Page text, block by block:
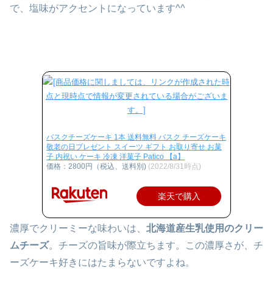
で、塩味がアクセントになっています^^
バスクチーズケーキ 1本 送料無料 バスク チーズケーキ
敬老の日プレゼント スイーツ ギフト お取り寄せ お菓
子 内祝い ケーキ 冷凍 洋菓子 Patico 【a】
価格：2800円（税込、送料別) (2022/8/31時点)
楽天で購入
濃厚でクリーミーな味わいは、 北海道産生乳使用のクリー
ムチーズ。チーズの旨味が際立ちます。この濃厚さが、チ
ーズケーキ好きにはたまらないですよね。